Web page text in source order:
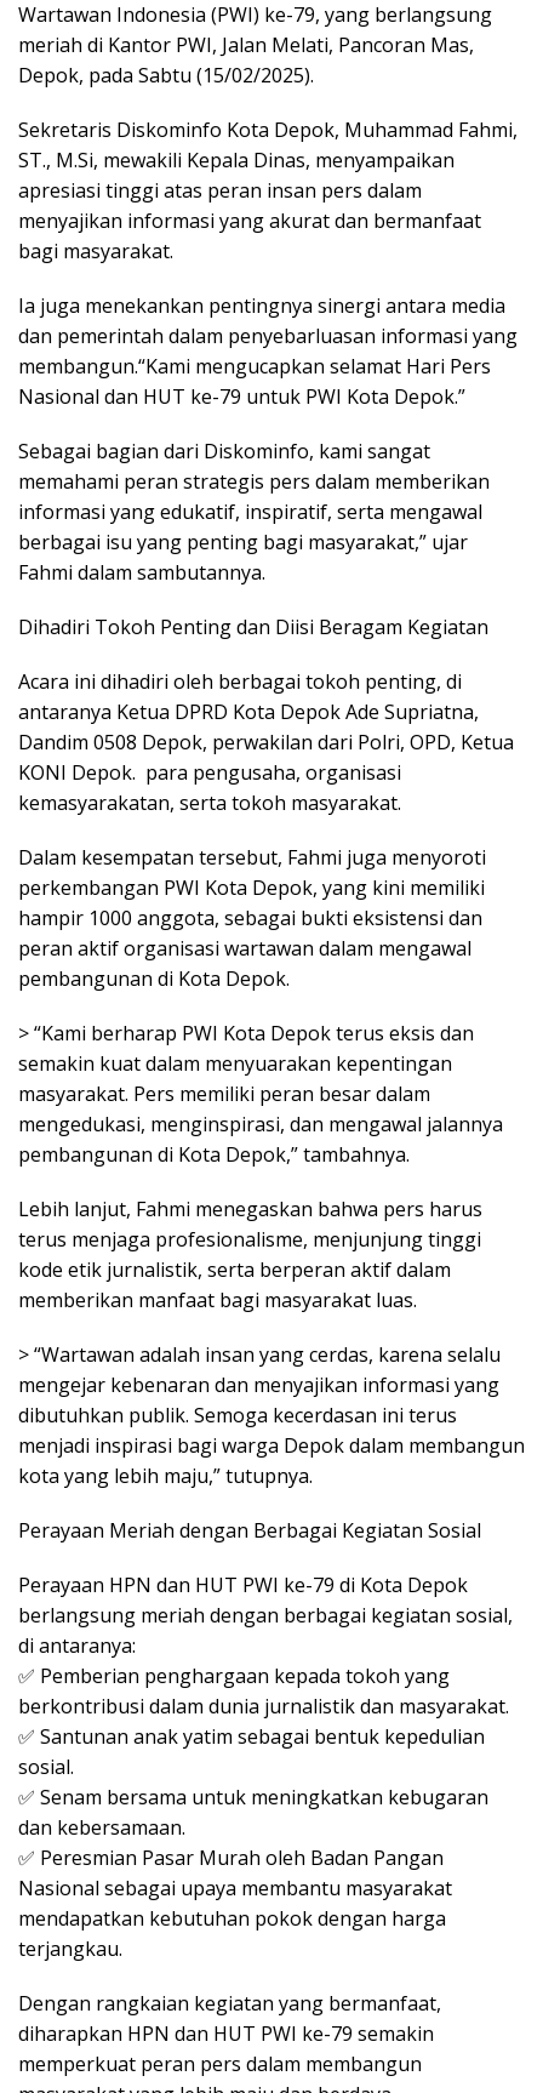
Wartawan Indonesia (PWI) ke-79, yang berlangsung
meriah di Kantor PWI, Jalan Melati, Pancoran Mas,
Depok, pada Sabtu (15/02/2025).
Sekretaris Diskominfo Kota Depok, Muhammad Fahmi,
ST., M.Si, mewakili Kepala Dinas, menyampaikan
apresiasi tinggi atas peran insan pers dalam
menyajikan informasi yang akurat dan bermanfaat
bagi masyarakat.
Ia juga menekankan pentingnya sinergi antara media
dan pemerintah dalam penyebarluasan informasi yang
membangun.“Kami mengucapkan selamat Hari Pers
Nasional dan HUT ke-79 untuk PWI Kota Depok.”
Sebagai bagian dari Diskominfo, kami sangat
memahami peran strategis pers dalam memberikan
informasi yang edukatif, inspiratif, serta mengawal
berbagai isu yang penting bagi masyarakat,” ujar
Fahmi dalam sambutannya.
Dihadiri Tokoh Penting dan Diisi Beragam Kegiatan
Acara ini dihadiri oleh berbagai tokoh penting, di
antaranya Ketua DPRD Kota Depok Ade Supriatna,
Dandim 0508 Depok, perwakilan dari Polri, OPD, Ketua
KONI Depok. para pengusaha, organisasi
kemasyarakatan, serta tokoh masyarakat.
Dalam kesempatan tersebut, Fahmi juga menyoroti
perkembangan PWI Kota Depok, yang kini memiliki
hampir 1000 anggota, sebagai bukti eksistensi dan
peran aktif organisasi wartawan dalam mengawal
pembangunan di Kota Depok.
> “Kami berharap PWI Kota Depok terus eksis dan
semakin kuat dalam menyuarakan kepentingan
masyarakat. Pers memiliki peran besar dalam
mengedukasi, menginspirasi, dan mengawal jalannya
pembangunan di Kota Depok,” tambahnya.
Lebih lanjut, Fahmi menegaskan bahwa pers harus
terus menjaga profesionalisme, menjunjung tinggi
kode etik jurnalistik, serta berperan aktif dalam
memberikan manfaat bagi masyarakat luas.
> “Wartawan adalah insan yang cerdas, karena selalu
mengejar kebenaran dan menyajikan informasi yang
dibutuhkan publik. Semoga kecerdasan ini terus
menjadi inspirasi bagi warga Depok dalam membangun
kota yang lebih maju,” tutupnya.
Perayaan Meriah dengan Berbagai Kegiatan Sosial
Perayaan HPN dan HUT PWI ke-79 di Kota Depok
berlangsung meriah dengan berbagai kegiatan sosial,
di antaranya:
✅ Pemberian penghargaan kepada tokoh yang
berkontribusi dalam dunia jurnalistik dan masyarakat.
✅ Santunan anak yatim sebagai bentuk kepedulian
sosial.
✅ Senam bersama untuk meningkatkan kebugaran
dan kebersamaan.
✅ Peresmian Pasar Murah oleh Badan Pangan
Nasional sebagai upaya membantu masyarakat
mendapatkan kebutuhan pokok dengan harga
terjangkau.
Dengan rangkaian kegiatan yang bermanfaat,
diharapkan HPN dan HUT PWI ke-79 semakin
memperkuat peran pers dalam membangun